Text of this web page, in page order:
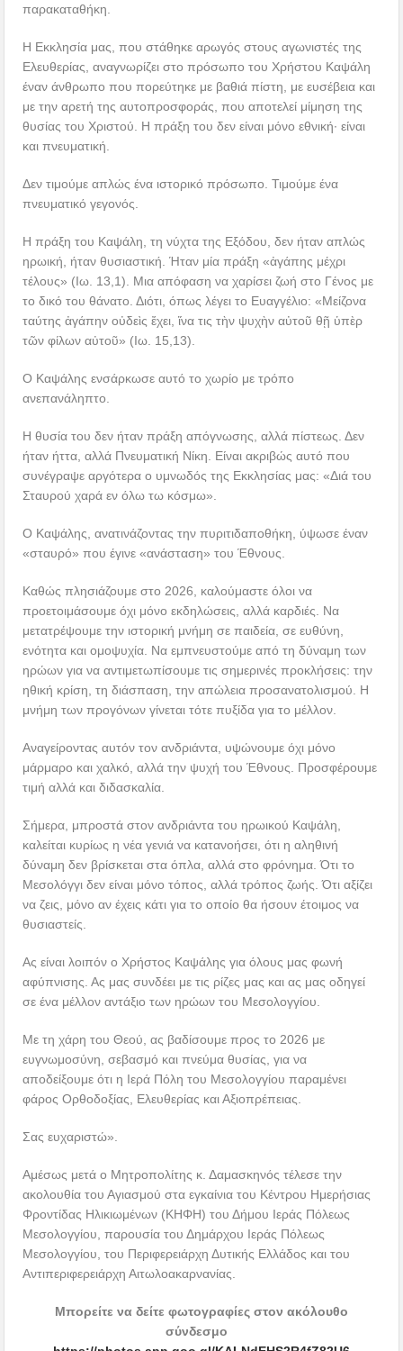
παρακαταθήκη.
Η Εκκλησία μας, που στάθηκε αρωγός στους αγωνιστές της
Ελευθερίας, αναγνωρίζει στο πρόσωπο του Χρήστου Καψάλη
έναν άνθρωπο που πορεύτηκε με βαθιά πίστη, με ευσέβεια και
με την αρετή της αυτοπροσφοράς, που αποτελεί μίμηση της
θυσίας του Χριστού. Η πράξη του δεν είναι μόνο εθνική· είναι
και πνευματική.
Δεν τιμούμε απλώς ένα ιστορικό πρόσωπο. Τιμούμε ένα
πνευματικό γεγονός.
Η πράξη του Καψάλη, τη νύχτα της Εξόδου, δεν ήταν απλώς
ηρωική, ήταν θυσιαστική. Ήταν μία πράξη «ἀγάπης μέχρι
τέλους» (Ιω. 13,1). Μια απόφαση να χαρίσει ζωή στο Γένος με
το δικό του θάνατο. Διότι, όπως λέγει το Ευαγγέλιο: «Μείζονα
ταύτης ἀγάπην οὐδεὶς ἔχει, ἵνα τις τὴν ψυχὴν αὐτοῦ θῇ ὑπὲρ
τῶν φίλων αὐτοῦ» (Ιω. 15,13).
Ο Καψάλης ενσάρκωσε αυτό το χωρίο με τρόπο
ανεπανάληπτο.
Η θυσία του δεν ήταν πράξη απόγνωσης, αλλά πίστεως. Δεν
ήταν ήττα, αλλά Πνευματική Νίκη. Είναι ακριβώς αυτό που
συνέγραψε αργότερα ο υμνωδός της Εκκλησίας μας: «Διά του
Σταυρού χαρά εν όλω τω κόσμω».
Ο Καψάλης, ανατινάζοντας την πυριτιδαποθήκη, ύψωσε έναν
«σταυρό» που έγινε «ανάσταση» του Έθνους.
Καθώς πλησιάζουμε στο 2026, καλούμαστε όλοι να
προετοιμάσουμε όχι μόνο εκδηλώσεις, αλλά καρδιές. Να
μετατρέψουμε την ιστορική μνήμη σε παιδεία, σε ευθύνη,
ενότητα και ομοψυχία. Να εμπνευστούμε από τη δύναμη των
ηρώων για να αντιμετωπίσουμε τις σημερινές προκλήσεις: την
ηθική κρίση, τη διάσπαση, την απώλεια προσανατολισμού. Η
μνήμη των προγόνων γίνεται τότε πυξίδα για το μέλλον.
Αναγείροντας αυτόν τον ανδριάντα, υψώνουμε όχι μόνο
μάρμαρο και χαλκό, αλλά την ψυχή του Έθνους. Προσφέρουμε
τιμή αλλά και διδασκαλία.
Σήμερα, μπροστά στον ανδριάντα του ηρωικού Καψάλη,
καλείται κυρίως η νέα γενιά να κατανοήσει, ότι η αληθινή
δύναμη δεν βρίσκεται στα όπλα, αλλά στο φρόνημα. Ότι το
Μεσολόγγι δεν είναι μόνο τόπος, αλλά τρόπος ζωής. Ότι αξίζει
να ζεις, μόνο αν έχεις κάτι για το οποίο θα ήσουν έτοιμος να
θυσιαστείς.
Ας είναι λοιπόν ο Χρήστος Καψάλης για όλους μας φωνή
αφύπνισης. Ας μας συνδέει με τις ρίζες μας και ας μας οδηγεί
σε ένα μέλλον αντάξιο των ηρώων του Μεσολογγίου.
Με τη χάρη του Θεού, ας βαδίσουμε προς το 2026 με
ευγνωμοσύνη, σεβασμό και πνεύμα θυσίας, για να
αποδείξουμε ότι η Ιερά Πόλη του Μεσολογγίου παραμένει
φάρος Ορθοδοξίας, Ελευθερίας και Αξιοπρέπειας.
Σας ευχαριστώ».
Αμέσως μετά ο Μητροπολίτης κ. Δαμασκηνός τέλεσε την
ακολουθία του Αγιασμού στα εγκαίνια του Κέντρου Ημερήσιας
Φροντίδας Ηλικιωμένων (ΚΗΦΗ) του Δήμου Ιεράς Πόλεως
Μεσολογγίου, παρουσία του Δημάρχου Ιεράς Πόλεως
Μεσολογγίου, του Περιφερειάρχη Δυτικής Ελλάδος και του
Αντιπεριφερειάρχη Αιτωλοακαρνανίας.
Μπορείτε να δείτε φωτογραφίες στον ακόλουθο
σύνδεσμο